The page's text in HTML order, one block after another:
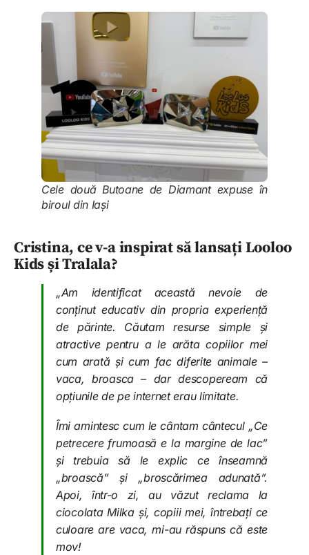
Cele două Butoane de Diamant expuse în
biroul din Iași
Cristina, ce v-a inspirat să lansați Looloo
Kids și Tralala?
„Am identificat această nevoie de
conținut educativ din propria experiență
de părinte. Căutam resurse simple și
atractive pentru a le arăta copiilor mei
cum arată și cum fac diferite animale –
vaca, broasca – dar descopeream că
opțiunile de pe internet erau limitate.
Îmi amintesc cum le cântam cântecul „Ce
petrecere frumoasă e la margine de lac”
și trebuia să le explic ce înseamnă
„broască” și „broscărimea adunată”.
Apoi, într-o zi, au văzut reclama la
ciocolata Milka și, copiii mei, întrebați ce
culoare are vaca, mi-au răspuns că este
mov!